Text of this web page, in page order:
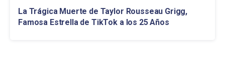
La Trágica Muerte de Taylor Rousseau Grigg,
Famosa Estrella de TikTok a los 25 Años